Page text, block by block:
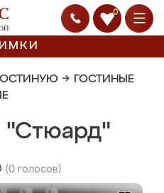
0
→ ГОСТИНЫЕ
"Стюард"
(0 голосов)